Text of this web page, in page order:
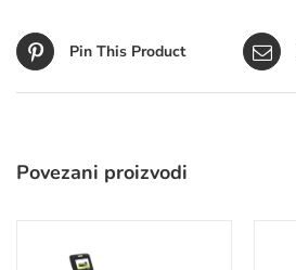
Pin This Product
Povezani proizvodi